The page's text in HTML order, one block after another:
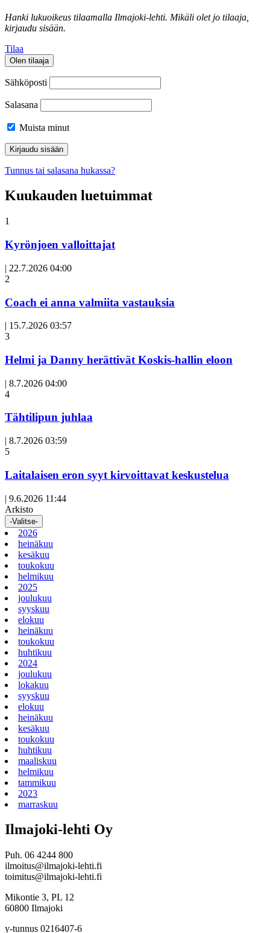
Hanki lukuoikeus tilaamalla Ilmajoki-lehti. Mikäli olet jo tilaaja,
kirjaudu sisään.
Tilaa
Olen tilaaja
Sähköposti
Salasana
Muista minut
Tunnus tai salasana hukassa?
Kuukauden luetuimmat
1
Kyrönjoen valloittajat
| 22.7.2026 04:00
Avoin
2
Coach ei anna valmiita vastauksia
| 15.7.2026 03:57
3
Helmi ja Danny herättivät Koskis-hallin eloon
| 8.7.2026 04:00
Avoin
4
Tähtilipun juhlaa
| 8.7.2026 03:59
Avoin
5
Laitalaisen eron syyt kirvoittavat keskustelua
| 9.6.2026 11:44
Arkisto
-Valitse-
2026
heinäkuu
kesäkuu
toukokuu
helmikuu
2025
joulukuu
syyskuu
elokuu
heinäkuu
toukokuu
huhtikuu
2024
joulukuu
lokakuu
syyskuu
elokuu
heinäkuu
kesäkuu
toukokuu
huhtikuu
maaliskuu
helmikuu
tammikuu
2023
marraskuu
Ilmajoki-lehti Oy
Puh. 06 4244 800
ilmoitus@ilmajoki-lehti.fi
toimitus@ilmajoki-lehti.fi
Mikontie 3, PL 12
60800 Ilmajoki
y-tunnus 0216407-6